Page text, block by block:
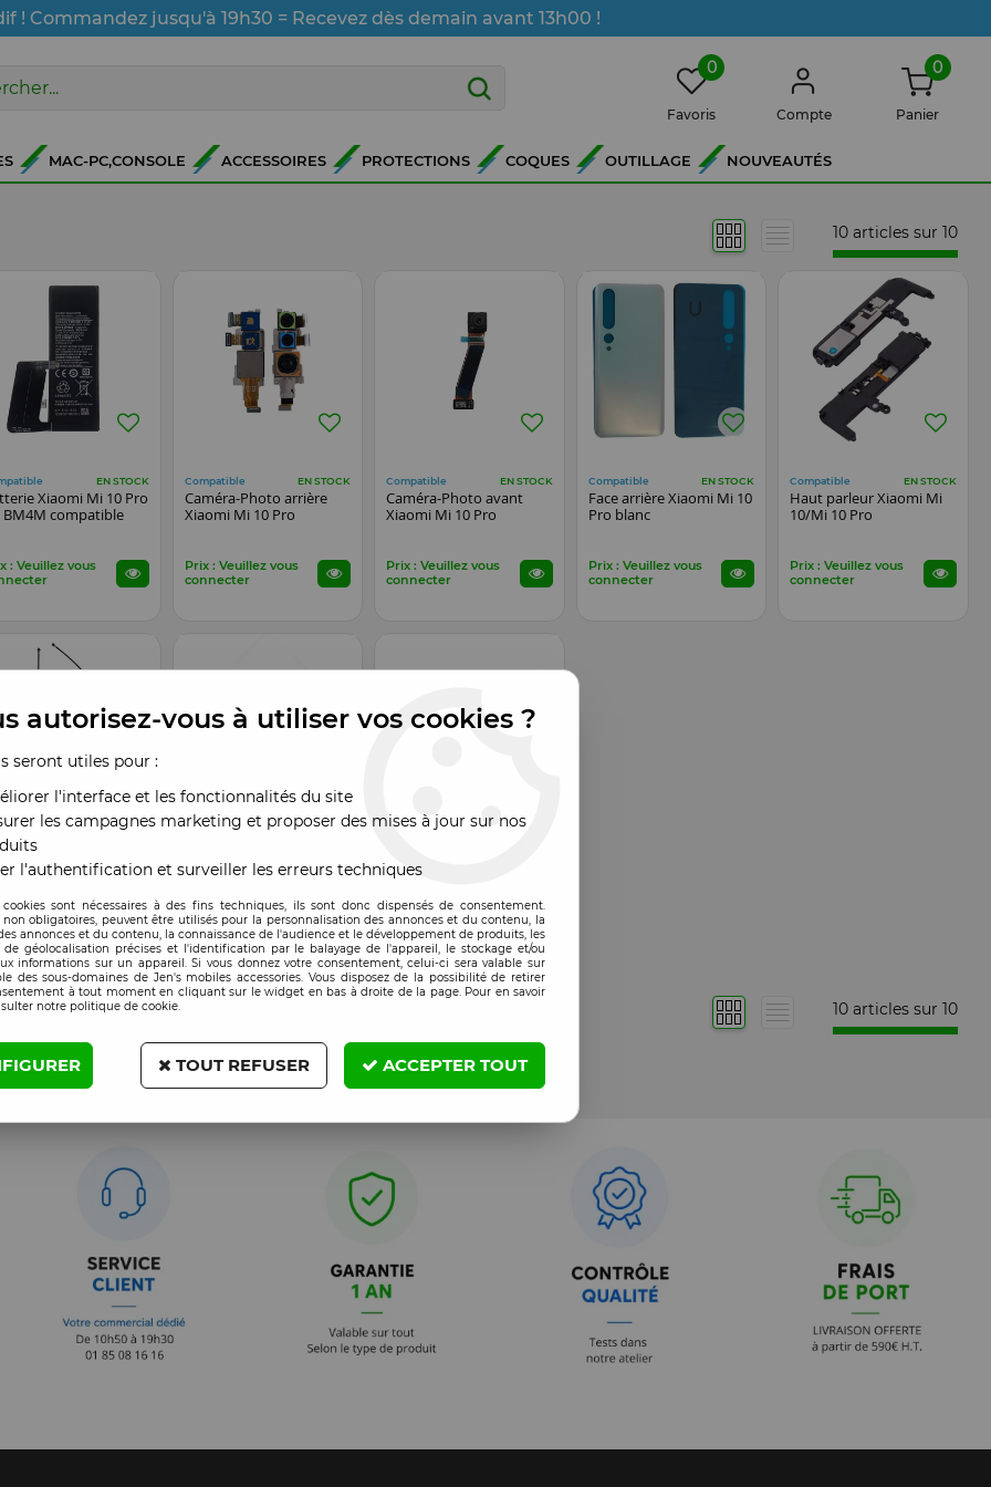
! Commandez jusqu'à 19h30 = Recevez dès demain avant 13h00 !
0
Favoris Compte
0
Panier
MAC-PC,CONSOLE ACCESSOIRES PROTECTIONS COQUES OUTILLAGE NOUVEAUTÉS
10 articles sur 10
EN STOCK
Xiaomi Mi 10 Pro
BM4M compatible
: Veuillez vous
Compatible EN STOCK
Caméra-Photo arrière
Xiaomi Mi 10 Pro
Prix : Veuillez vous
connecter
Compatible EN STOCK
Caméra-Photo avant
Xiaomi Mi 10 Pro
Prix : Veuillez vous
connecter
Compatible EN STOCK
Face arrière Xiaomi Mi 10
Pro blanc
Prix : Veuillez vous
connecter
Compatible EN STOCK
Haut parleur Xiaomi Mi
10/Mi 10 Pro
Prix : Veuillez vous
connecter
flex wifi Xiaomi
Pro
: Veuillez vous
Tiroir sim Xiaomi Mi 10
Pro gris
Prix : Veuillez vous
connecter
Pro rose
Prix : Veuillez vous
connecter
10 articles sur 10
autorisez-vous à utiliser vos cookies ?
seront utiles pour :
l'interface et les fonctionnalités du site
les campagnes marketing et proposer des mises à jour sur nos
l'authentification et surveiller les erreurs techniques
cookies sont nécessaires à des fins techniques, ils sont donc dispensés de consentement.
non obligatoires, peuvent être utilisés pour la personnalisation des annonces et du contenu, la
annonces et du contenu, la connaissance de l'audience et le développement de produits, les
de géolocalisation précises et l'identification par le balayage de l'appareil, le stockage et/ou
informations sur un appareil. Si vous donnez votre consentement, celui-ci sera valable sur
des sous-domaines de Jen's mobiles accessories. Vous disposez de la possibilité de retirer
à tout moment en cliquant sur le widget en bas à droite de la page. Pour en savoir
notre politique de cookie.
TOUT REFUSER ACCEPTER TOUT